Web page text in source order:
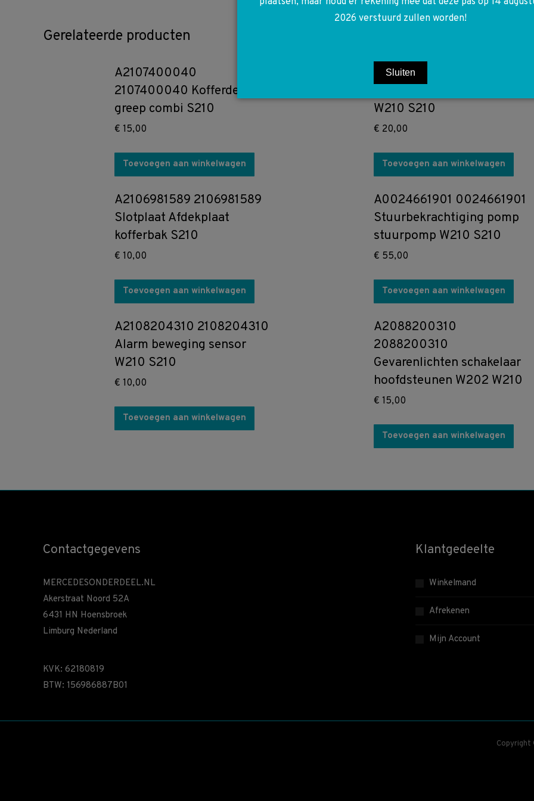
Gerelateerde producten
A2107400040
2107400040 Kofferdeksel
greep combi S210
€ 15,00
Toevoegen aan winkelwagen
A2108300172 2108300172
W210 S210
€ 20,00
Toevoegen aan winkelwagen
A2106981589 2106981589
Slotplaat Afdekplaat
kofferbak S210
€ 10,00
Toevoegen aan winkelwagen
A0024661901 0024661901
Stuurbekrachtiging pomp
stuurpomp W210 S210
€ 55,00
Toevoegen aan winkelwagen
A2108204310 2108204310
Alarm beweging sensor
W210 S210
€ 10,00
Toevoegen aan winkelwagen
A2088200310
2088200310
Gevarenlichten schakelaar
hoofdsteunen W202 W210
€ 15,00
Toevoegen aan winkelwagen
Contactgegevens
MERCEDESONDERDEEL.NL
Akerstraat Noord 52A
6431 HN Hoensbroek
Limburg Nederland
KVK: 62180819
BTW: 156986887B01
Klantgedeelte
Winkelmand
Afrekenen
Mijn Account
Copyright
2026 verstuurd zullen worden!
Sluiten